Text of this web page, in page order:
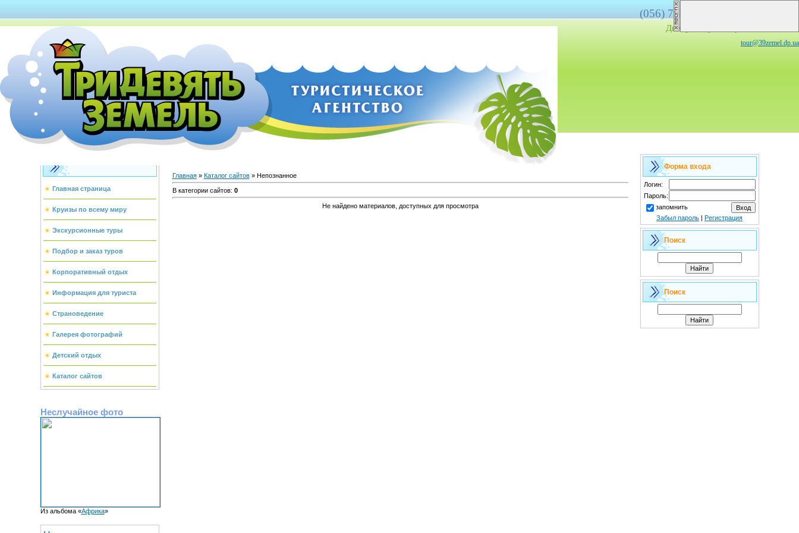
(056) 778-07-17,
Днепропетровск,
tour@39zemel.dp.ua
Главная страница
Круизы по всему миру
Экскурсионные туры
Подбор и заказ туров
Корпоративный отдых
Информация для туриста
Страноведение
Галерея фотографий
Детский отдых
Каталог сайтов
Неслучайное фото
Из альбома «Африка»
Главная» Каталог сайтов» Непознанное
В категории сайтов: 0
Не найдено материалов, доступных для просмотра
Форма входа
Логин:
Пароль:
запомнить
Забыл пароль | Регистрация
Поиск
Поиск